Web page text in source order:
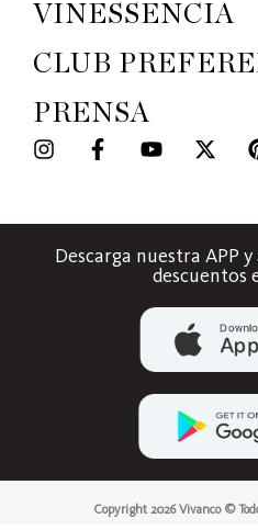
VINESSENCIA
CLUB
PRENSA
Descarga nuestra APP
descuentos
Copyright 2026 Vivanco ©